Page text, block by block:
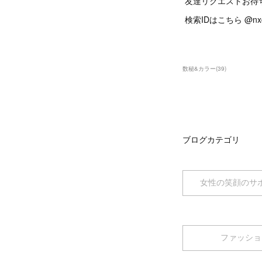
検索IDはこちら
数秘&カラー(39)
ブログカテゴリ
女性の笑顔のサ
ファッシ